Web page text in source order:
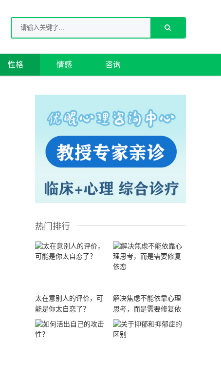
性格 情感 咨询
热门排行
太在意别人的评价，可
能是你太自恋了？
解决焦虑不能依靠心理
思考，而是需要修复依
恋